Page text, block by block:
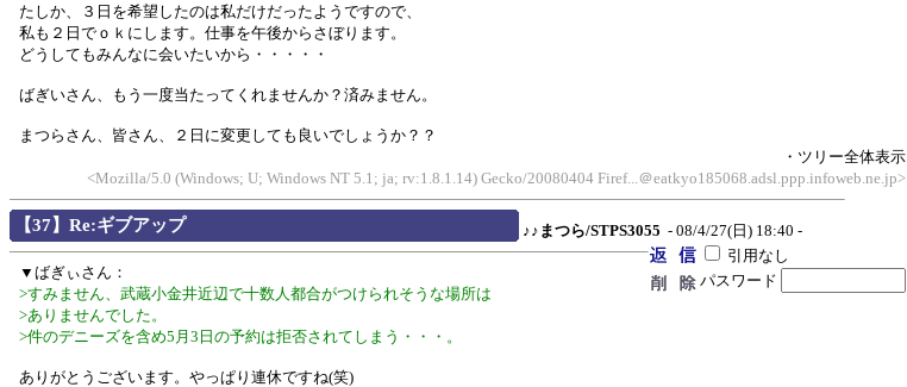
たしか、３日を希望したのは私だけだったようですので、
私も２日でｏｋにします。仕事を午後からさぼります。
どうしてもみんなに会いたいから・・・・・
ばぎいさん、もう一度当たってくれませんか？済みません。
まつらさん、皆さん、２日に変更しても良いでしょうか？？
・ツリー全体表示
<Mozilla/5.0 (Windows; U; Windows NT 5.1; ja; rv:1.8.1.14) Gecko/20080404 Firef...＠eatkyo185068.adsl.ppp.infoweb.ne.jp>
【37】Re:ギブアップ ♪♪まつら/STPS3055 - 08/4/27(日) 18:40 -
引用なし
パスワード
▼ばぎぃさん：
>すみません、武蔵小金井近辺で十数人都合がつけられそうな場所は
>ありませんでした。
>件のデニーズを含め5月3日の予約は拒否されてしまう・・・。
ありがとうございます。やっぱり連休ですね(笑)